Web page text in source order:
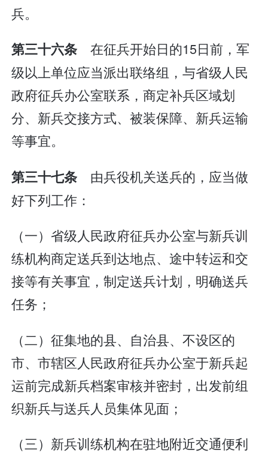
兵。
第三十六条 在征兵开始日的15日前，军
级以上单位应当派出联络组，与省级人民
政府征兵办公室联系，商定补兵区域划
分、新兵交接方式、被装保障、新兵运输
等事宜。
第三十七条 由兵役机关送兵的，应当做
好下列工作：
（一）省级人民政府征兵办公室与新兵训
练机构商定送兵到达地点、途中转运和交
接等有关事宜，制定送兵计划，明确送兵
任务；
（二）征集地的县、自治县、不设区的
市、市辖区人民政府征兵办公室于新兵起
运前完成新兵档案审核并密封，出发前组
织新兵与送兵人员集体见面；
（三）新兵训练机构在驻地附近交通便利